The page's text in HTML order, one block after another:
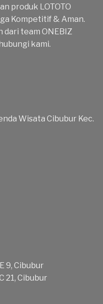
produk LOTOTO
Kompetitif & Aman.
dari team ONEBIZ
kami.
Wisata Cibubur Kec.
9, Cibubur
21, Cibubur